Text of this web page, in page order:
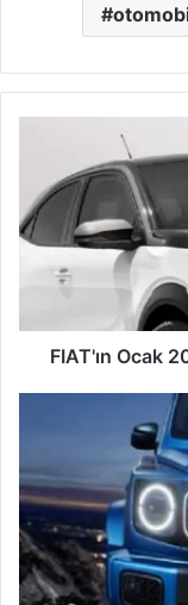
Fiyat
Listesi
Kampanyaları
FIAT'ın Ocak
Fiyat
Listesi